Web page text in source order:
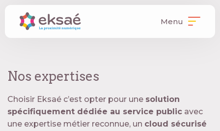
Menu
Nos expertises
Choisir Eksaé c’est opter pour une solution
spécifiquement dédiée au service public avec
une expertise métier reconnue, un cloud sécurisé